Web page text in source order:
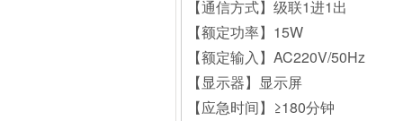
【通信方式】级联1进1出
【额定功率】15W
【额定输入】AC220V/50Hz
【显示器】显示屏
【应急时间】≥180分钟